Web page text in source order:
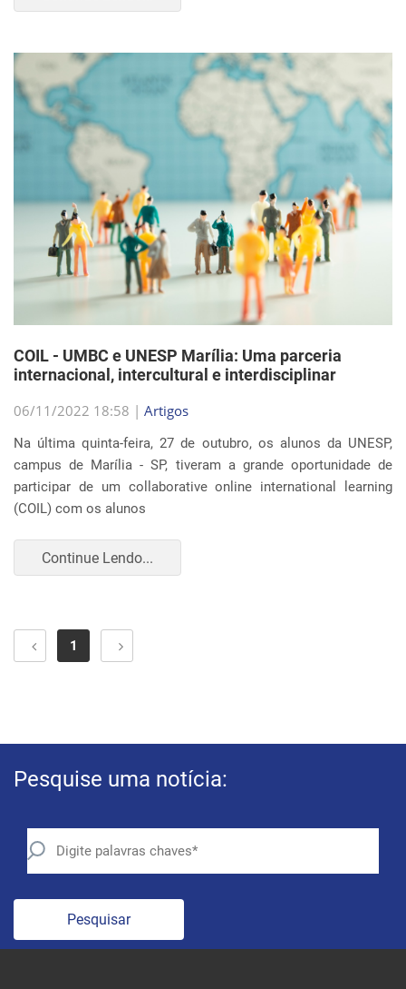
COIL - UMBC e UNESP Marília: Uma parceria
internacional, intercultural e interdisciplinar
06/11/2022 18:58 | Artigos
Na última quinta-feira, 27 de outubro, os alunos da UNESP,
campus de Marília - SP, tiveram a grande oportunidade de
participar de um collaborative online international learning
(COIL) com os alunos
Continue Lendo...
1
Pesquise uma notícia:
Pesquisar